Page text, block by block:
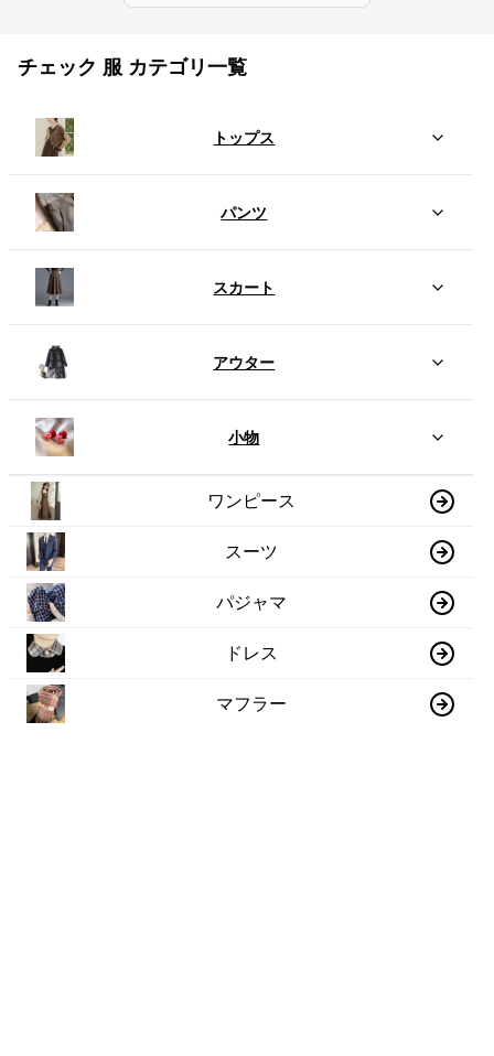
チェック 服 カテゴリ一覧
トップス
パンツ
スカート
アウター
小物
ワンピース
スーツ
パジャマ
ドレス
マフラー